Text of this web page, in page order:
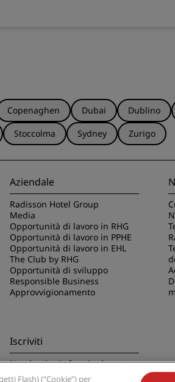
Copenaghen Dubai Dublino
Stoccolma Sydney Zurigo
Aziendale
Radisson Hotel Group
Media
Opportunità di lavoro in RHG
Opportunità di lavoro in PPHE
Opportunità di lavoro in EHL
The Club by RHG
Opportunità di sviluppo
Responsible Business
Approvvigionamento
Iscriviti
Non lasciarti sfuggire le nostre
offerte migliori
Flash) (“Cookie”) per